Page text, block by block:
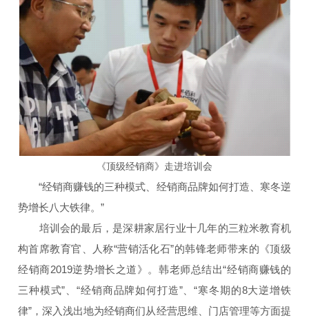
《顶级经销商》走进培训会
“经销商赚钱的三种模式、经销商品牌如何打造、寒冬逆
势增长八大铁律。”
培训会的最后，是深耕家居行业十几年的三粒米教育机
构首席教育官、人称“营销活化石”的韩锋老师带来的《顶级
经销商2019逆势增长之道》。韩老师总结出“经销商赚钱的
三种模式”、“经销商品牌如何打造”、“寒冬期的8大逆增铁
律”，深入浅出地为经销商们从经营思维、门店管理等方面提